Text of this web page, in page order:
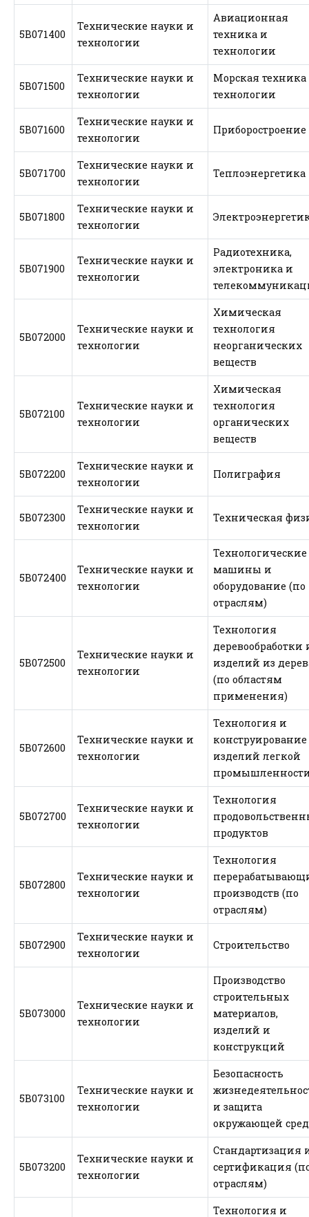
5В071400
Технические науки и
технологии
Авиационная
техника и
технологии
5B071500
Технические науки и
технологии
Морская
технологии
5В071600
Технические науки и
технологии
Приборостроение
5В071700
Технические науки и
технологии
Теплоэнергетика
5В071800
Технические науки и
технологии
5В071900
Технические науки и
технологии
Радиотехника,
электроника и
5В072000
Технические науки и
технологии
Химическая
технология
неорганических
веществ
5В072100
Технические науки и
технологии
Химическая
технология
органических
веществ
5В072200
Технические науки и
технологии
Полиграфия
5В072300
Технические науки и
технологии
Техническая
5В072400
Технические науки и
технологии
Технологические
машины и
оборудование (по
отраслям)
5В072500
Технические науки и
технологии
Технология
деревообработки
изделий из
(по областям
применения)
5В072600
Технические науки и
технологии
Технология и
конструирование
изделий легкой
5В072700
Технические науки и
технологии
Технология
продуктов
5В072800
Технические науки и
технологии
Технология
производств (по
отраслям)
5В072900
Технические науки и
технологии
Строительство
5В073000
Технические науки и
технологии
Производство
строительных
материалов,
изделий и
конструкций
5В073100
Технические науки и
технологии
Безопасность
и защита
окружающей
5В073200
Технические науки и
технологии
Стандартизация
сертификация
отраслям)
Технология и